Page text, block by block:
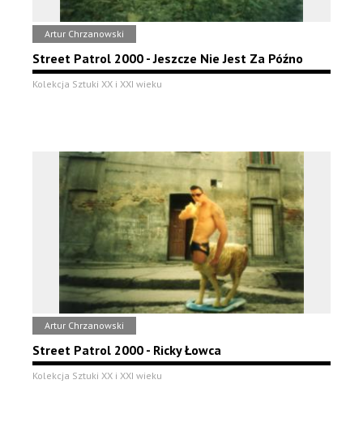
Artur Chrzanowski
Street Patrol 2000 - Jeszcze Nie Jest Za Późno
Kolekcja Sztuki XX i XXI wieku
Artur Chrzanowski
Street Patrol 2000 - Ricky Łowca
Kolekcja Sztuki XX i XXI wieku